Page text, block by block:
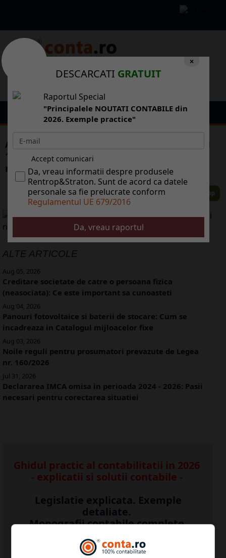
ANAT: Vnzrile n turism au sczut n 2010 cu
15 la sut. Zeci de agenii de turism s-au
nchis
ALTE ARTICOLE
Aug 05, 2026
Creditare societate de catre o persoana fizica
(neasociata): Ce este important sa cunoasteti
Aug 04, 2026
Panouri fotovoltaice si baterii de stocare: Cum se
incadreaza in Catalogul mijloacelor fixe
Aug 03, 2026
Noile reguli pentru prosumatori prevazute de Legea
nr. 160/2026
Jul 31, 2026
Declararea IMCA omisa in perioada 2024 - 2026: Pasii
necesari pentru corectarea situatiei
Ghidul practic al contabilitatii in 2026
- explicatii si solutii contabile -
Legislatie explicata. Exemple
detaliate.
Monografii contabile complete
Vezi AICI detalii >>
×
DESCARCATI GRATUIT
Raportul Special
"Principalele NOUTATI CONTABILE din
2026. Exemple practice"
Accept comunicari
Da, vreau informatii despre produsele
Rentrop&Straton. Sunt de acord ca datele
personale sa fie prelucrate conform
Regulamentul UE 679/2016